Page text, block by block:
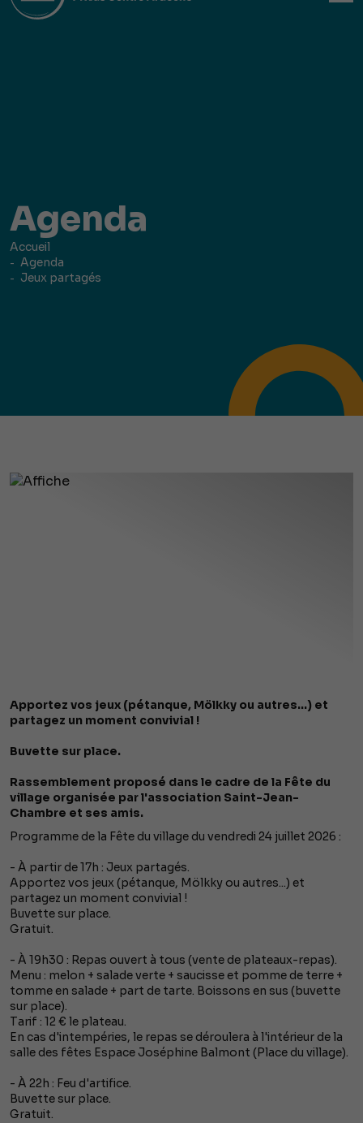
Agenda
Accueil
Agenda
Jeux partagés
Apportez vos jeux (pétanque, Mölkky ou autres...) et
partagez un moment convivial !
Buvette sur place.
Rassemblement proposé dans le cadre de la Fête du
village organisée par l'association Saint-Jean-
Chambre et ses amis.
Programme de la Fête du village du vendredi 24 juillet 2026 :
- À partir de 17h : Jeux partagés.
Apportez vos jeux (pétanque, Mölkky ou autres...) et
partagez un moment convivial !
Buvette sur place.
Gratuit.
- À 19h30 : Repas ouvert à tous (vente de plateaux-repas).
Menu : melon + salade verte + saucisse et pomme de terre +
tomme en salade + part de tarte. Boissons en sus (buvette
sur place).
Tarif : 12 € le plateau.
En cas d'intempéries, le repas se déroulera à l'intérieur de la
salle des fêtes Espace Joséphine Balmont (Place du village).
- À 22h : Feu d'artifice.
Buvette sur place.
Gratuit.